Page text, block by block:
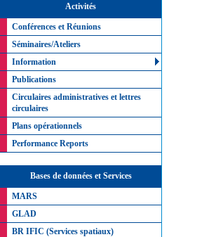
Activités
Conférences et Réunions
Séminaires/Ateliers
Information
Publications
Circulaires administratives et lettres
circulaires
Plans opérationnels
Performance Reports
Bases de données et Services
MARS
GLAD
BR IFIC (Services spatiaux)